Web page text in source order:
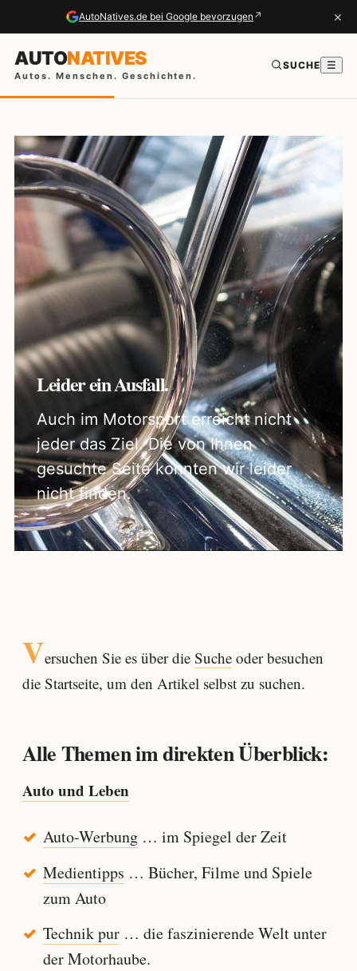
AutoNatives.de bei Google bevorzugen ↗ ×
AUTONATIVES
Autos. Menschen. Geschichten.
SUCHE ☰
Leider ein Ausfall.
Auch im Motorsport erreicht nicht
jeder das Ziel. Die von Ihnen
gesuchte Seite konnten wir leider
nicht finden.
Versuchen Sie es über die Sucheoder besuchen
die Startseite, um den Artikel selbst zu suchen.
Alle Themen im direkten Überblick:
Auto und Leben
Auto-Werbung… im Spiegel der Zeit
Medientipps … Bücher, Filme und Spiele
zum Auto
Technik pur… die faszinierende Welt unter
der Motorhaube.